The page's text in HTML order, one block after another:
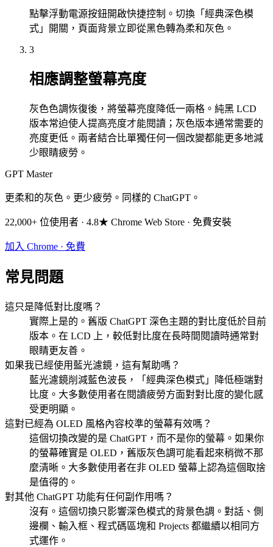
點擊浮動電源按鈕開啟快捷控制。切換「經典深色模
式」開關，頁面背景立即從黑色轉為柔和灰色。
3
相應調整螢幕亮度
灰色色調恢復後，將螢幕亮度降低一兩格。純黑 LCD
版本常迫使人提高亮度才能閱讀；灰色版本通常需要的
亮度更低。兩者結合比單獨任何一個改變都能更多地減
少眼睛疲勞。
GPT Master
更柔和的灰色。更少疲勞。同樣的 ChatGPT。
22,000+ 位使用者 · 4.8★ Chrome Web Store · 免費安裝
加入 Chrome · 免費
常見問題
這只是降低對比度嗎？
實際上是的。舊版 ChatGPT 深色主題的對比度低於目前
版本。在 LCD 上，較低對比度在長時間閱讀時通常對
眼睛更友善。
如果我已經使用藍光濾鏡，這有幫助嗎？
藍光濾鏡削減藍色波長，「經典深色模式」降低極端對
比度。大多數使用者在閱讀疲勞方面對對比度的變化感
受更明顯。
這對已經為 OLED 風格內容校準的螢幕有效嗎？
這個切換改變的是 ChatGPT，而不是你的螢幕。如果你
的螢幕確實是 OLED，舊版灰色調可能看起來稍微不那
麼清晰。大多數使用者在非 OLED 螢幕上認為這個取捨
是值得的。
對其他 ChatGPT 功能有任何副作用嗎？
沒有。這個切換只影響深色模式的背景色調。對話、側
邊欄、輸入框、程式碼區塊和 Projects 都繼續以相同方
式運作。